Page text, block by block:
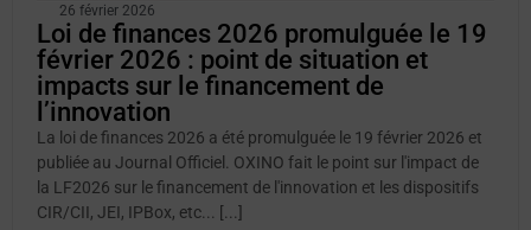
26 février 2026
Loi de finances 2026 promulguée le 19
février 2026 : point de situation et
impacts sur le financement de
l’innovation
La loi de finances 2026 a été promulguée le 19 février 2026 et
publiée au Journal Officiel. OXINO fait le point sur l'impact de
la LF2026 sur le financement de l'innovation et les dispositifs
CIR/CII, JEI, IPBox, etc... [...]